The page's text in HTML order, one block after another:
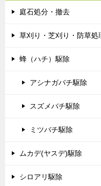
庭石処分・撤去
草刈り・芝刈り・防草処
蜂（ハチ）駆除
アシナガバチ駆除
スズメバチ駆除
ミツバチ駆除
ムカデ(ヤスデ)駆除
シロアリ駆除